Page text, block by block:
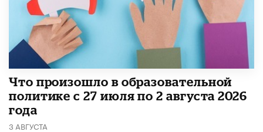
​Что произошло в образовательной
политике с 27 июля по 2 августа 2026
года
3 АВГУСТА